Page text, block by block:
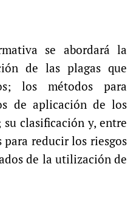
se abordará la
de las plagas que
los métodos para
de aplicación de los
clasificación y, entre
para reducir los riesgos
de la utilización de